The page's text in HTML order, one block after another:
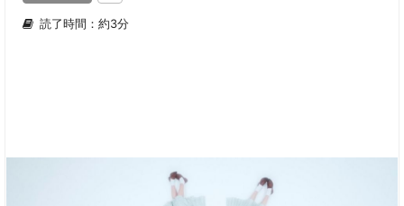
読了時間：約3分